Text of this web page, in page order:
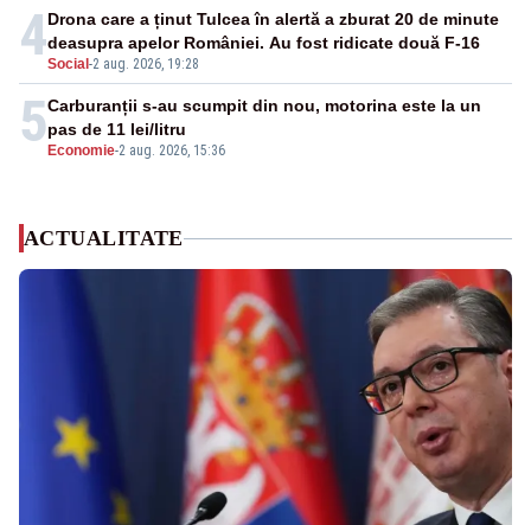
4Social -2 aug. 2026, 19:28
Drona care a ținut Tulcea în alertă a zburat 20 de minute
deasupra apelor României. Au fost ridicate două F-16
5 Economie-2 aug. 2026, 15:36
Carburanții s-au scumpit din nou, motorina este la un
pas de 11 lei/litru
ACTUALITATE